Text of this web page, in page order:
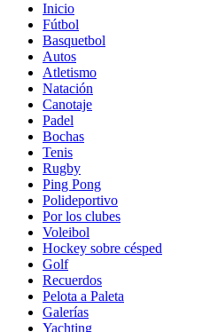
Inicio
Fútbol
Basquetbol
Autos
Atletismo
Natación
Canotaje
Padel
Bochas
Tenis
Rugby
Ping Pong
Polideportivo
Por los clubes
Voleibol
Hockey sobre césped
Golf
Recuerdos
Pelota a Paleta
Galerías
Yachting